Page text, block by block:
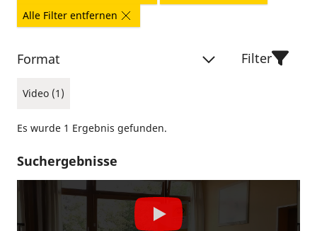
Alle Filter entfernen
Format
Video (1)
Filter
Es wurde 1 Ergebnis gefunden.
Suchergebnisse